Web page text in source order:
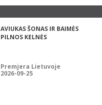
AVIUKAS ŠONAS IR BAIMĖS
PILNOS KELNĖS
Premjera Lietuvoje
2026-09-25